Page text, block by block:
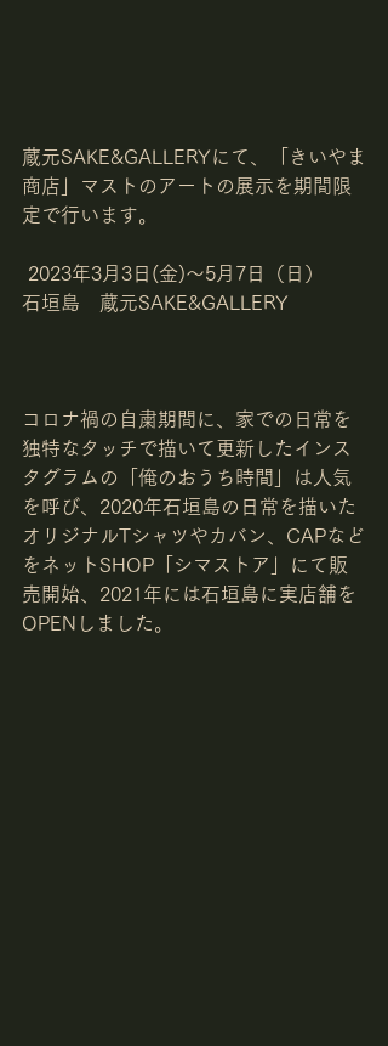
蔵元SAKE&GALLERYにて、「きいやま
商店」マストのアートの展示を期間限
定で行います。
2023年3月3日(金)～5月7日（日）
石垣島　蔵元SAKE&GALLERY
コロナ禍の自粛期間に、家での日常を
独特なタッチで描いて更新したインス
タグラムの「俺のおうち時間」は人気
を呼び、2020年石垣島の日常を描いた
オリジナルTシャツやカバン、CAPなど
をネットSHOP「シマストア」にて販
売開始、2021年には石垣島に実店舗を
OPENしました。